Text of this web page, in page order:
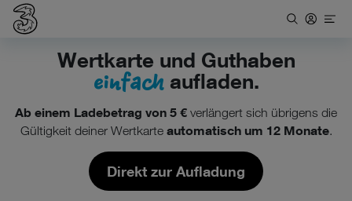
Wertkarte und Guthaben
einfachaufladen.
Ab einem Ladebetrag von 5 € verlängert sich übrigens die
Gültigkeit deiner Wertkarte automatisch um 12 Monate.
Direkt zur Aufladung